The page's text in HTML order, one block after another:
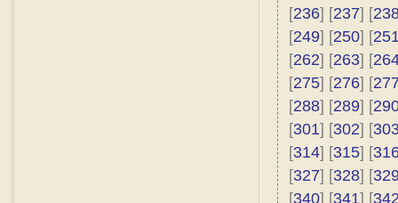
[236] [237] [
[249] [250] [
[262] [263] [
[275] [276] [
[288] [289] [
[301] [302] [
[314] [315] [
[327] [328] [
[340] [341] [